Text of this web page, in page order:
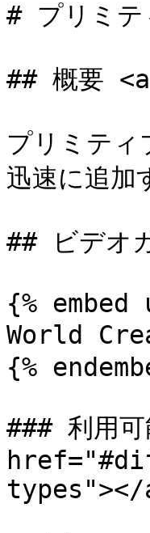
# プリミテ
## 概要
プリミティ
迅速に追加
## ビデオ
{%
World
{%
### 利用
types"></